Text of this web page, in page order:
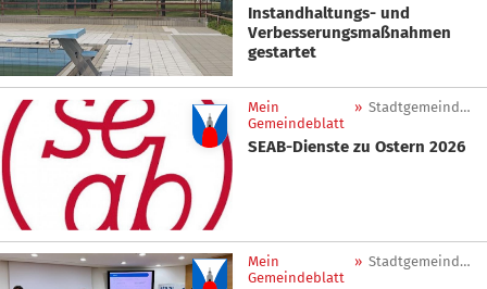
Instandhaltungs- und
Verbesserungsmaßnahmen
gestartet
Mein
Gemeindeblatt
» Stadtgemeinde Leifers
SEAB-Dienste zu Ostern 2026
Mein
Gemeindeblatt
» Stadtgemeinde Leifers